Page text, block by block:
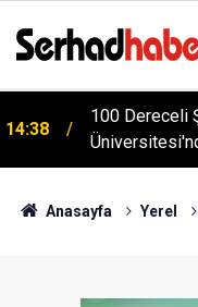
04:20
Türkiye'yi
Mesleği Ne?
Anasayfa Yerel